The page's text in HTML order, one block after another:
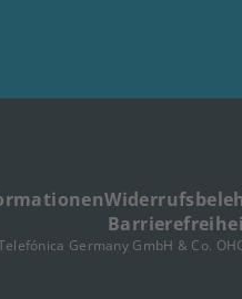
Germany GmbH & Co.